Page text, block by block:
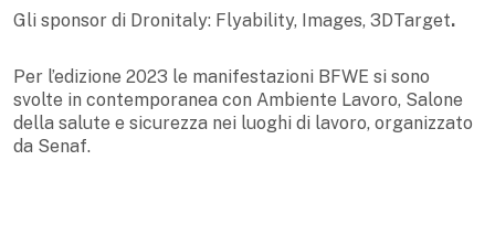
Gli sponsor di Dronitaly: Flyability, Images, 3DTarget.
Per l’edizione 2023 le manifestazioni BFWE si sono
svolte in contemporanea con Ambiente Lavoro, Salone
della salute e sicurezza nei luoghi di lavoro, organizzato
da Senaf.